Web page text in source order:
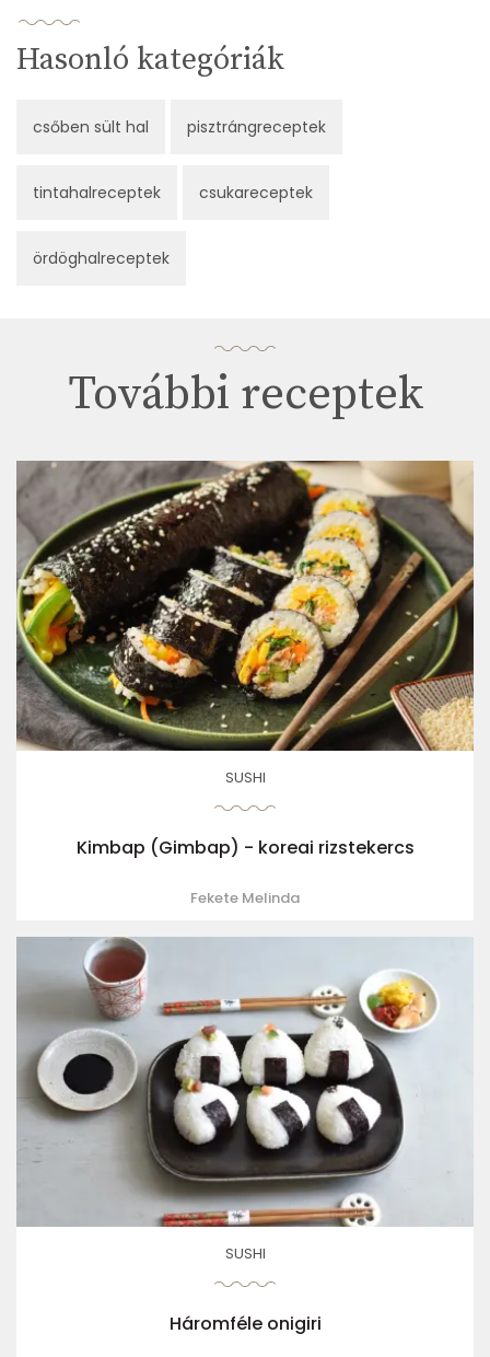
Hasonló kategóriák
csőben sült hal pisztrángreceptek
tintahalreceptek csukareceptek
ördöghalreceptek
További receptek
SUSHI
Kimbap (Gimbap) - koreai rizstekercs
Fekete Melinda
SUSHI
Háromféle onigiri